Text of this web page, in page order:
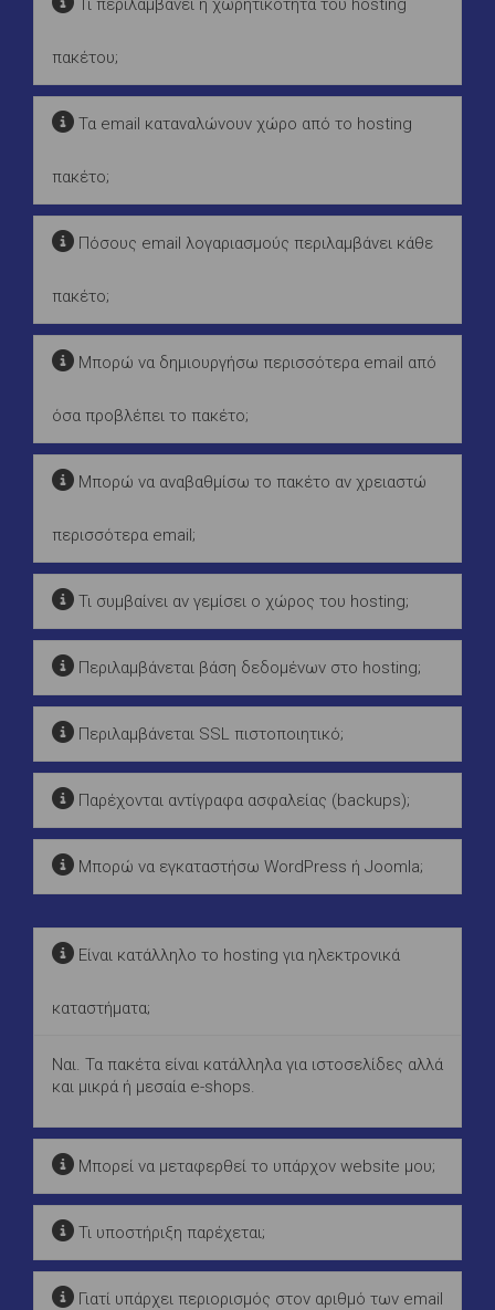
Τι περιλαμβάνει η χωρητικότητα του hosting
πακέτου;
Τα email καταναλώνουν χώρο από το hosting
πακέτο;
Πόσους email λογαριασμούς περιλαμβάνει κάθε
πακέτο;
Μπορώ να δημιουργήσω περισσότερα email από
όσα προβλέπει το πακέτο;
Μπορώ να αναβαθμίσω το πακέτο αν χρειαστώ
περισσότερα email;
Τι συμβαίνει αν γεμίσει ο χώρος του hosting;
Περιλαμβάνεται βάση δεδομένων στο hosting;
Περιλαμβάνεται SSL πιστοποιητικό;
Παρέχονται αντίγραφα ασφαλείας (backups);
Μπορώ να εγκαταστήσω WordPress ή Joomla;
Είναι κατάλληλο το hosting για ηλεκτρονικά
καταστήματα;
Ναι. Τα πακέτα είναι κατάλληλα για ιστοσελίδες αλλά
και μικρά ή μεσαία e-shops.
Μπορεί να μεταφερθεί το υπάρχον website μου;
Τι υποστήριξη παρέχεται;
Γιατί υπάρχει περιορισμός στον αριθμό των email